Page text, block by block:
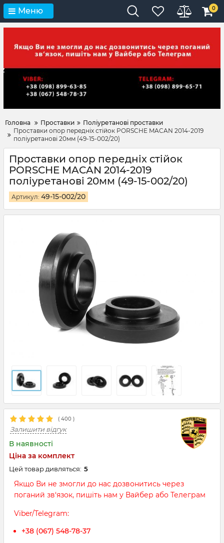
Меню 0
Головна Проставки
Поліуретанові проставки
Проставки опор передніх стійок PORSCHE MACAN 2014-2019
поліуретанові 20мм (49-15-002/20)
Проставки опор передніх стійок
PORSCHE MACAN 2014-2019
поліуретанові 20мм (49-15-002/20)
Артикул: 49-15-002/20
( 400 )
Залишити відгук
В наявності
Ціна за комплект
Цей товар дивляться: 5
Якщо Ви не змогли до нас дозвонитись через
поганий зв‘язок, пишіть нам у Вайбер або Телеграм
Viber/Telegram:
+38 (067) 548-78-37